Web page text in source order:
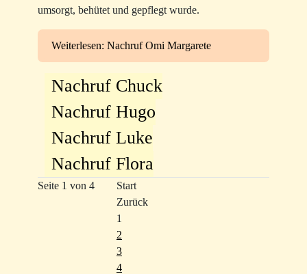
umsorgt, behütet und gepflegt wurde.
Weiterlesen: Nachruf Omi Margarete
Nachruf Chuck
Nachruf Hugo
Nachruf Luke
Nachruf Flora
Seite 1 von 4
Start
Zurück
1
2
3
4